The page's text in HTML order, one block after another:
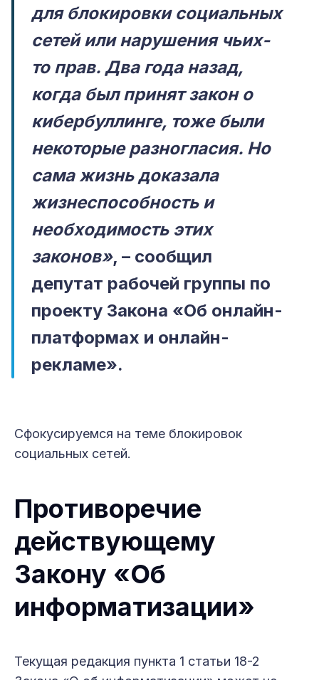
для блокировки социальных
сетейили нарушения чьих-
то прав. Два года назад,
когда был принят закон о
кибербуллинге, тоже были
некоторые разногласия. Но
сама жизнь доказала
жизнеспособность и
необходимость этих
законов», – сообщил
депутат рабочей группы по
проекту Закона «Об онлайн-
платформах и онлайн-
рекламе».
Сфокусируемся на теме блокировок
социальных сетей.
Противоречие
действующему
Закону «Об
информатизации»
Текущая редакция пункта 1 статьи 18-2